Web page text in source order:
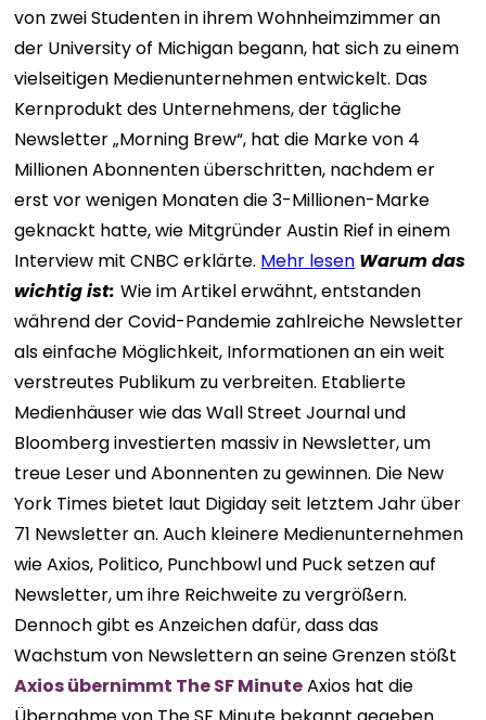
von zwei Studenten in ihrem Wohnheimzimmer an
der University of Michigan begann, hat sich zu einem
vielseitigen Medienunternehmen entwickelt. Das
Kernprodukt des Unternehmens, der tägliche
Newsletter „Morning Brew“, hat die Marke von 4
Millionen Abonnenten überschritten, nachdem er
erst vor wenigen Monaten die 3-Millionen-Marke
geknackt hatte, wie Mitgründer Austin Rief in einem
Interview mit CNBC erklärte. Mehr lesen Warum das
wichtig ist: Wie im Artikel erwähnt, entstanden
während der Covid-Pandemie zahlreiche Newsletter
als einfache Möglichkeit, Informationen an ein weit
verstreutes Publikum zu verbreiten. Etablierte
Medienhäuser wie das Wall Street Journal und
Bloomberg investierten massiv in Newsletter, um
treue Leser und Abonnenten zu gewinnen. Die New
York Times bietet laut Digiday seit letztem Jahr über
71 Newsletter an. Auch kleinere Medienunternehmen
wie Axios, Politico, Punchbowl und Puck setzen auf
Newsletter, um ihre Reichweite zu vergrößern.
Dennoch gibt es Anzeichen dafür, dass das
Wachstum von Newslettern an seine Grenzen stößt
Axios übernimmt The SF MinuteAxios hat die